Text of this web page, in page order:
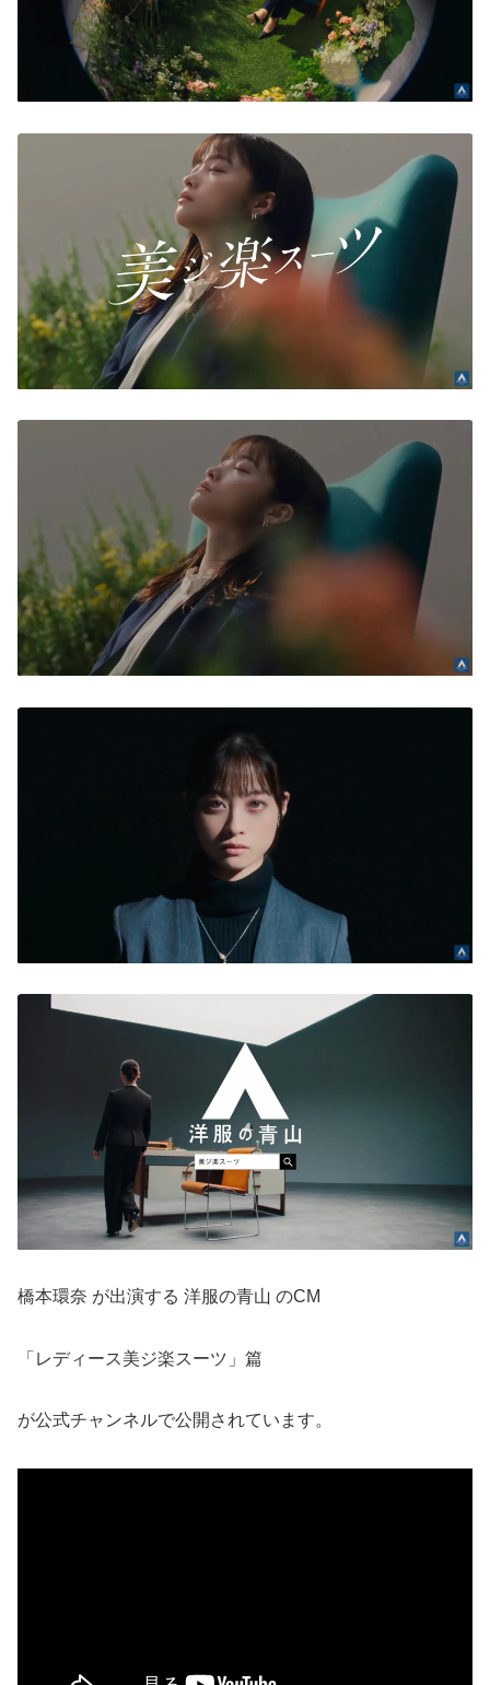
橋本環奈 が出演する 洋服の青山 のCM
「レディース美ジ楽スーツ」篇
が公式チャンネルで公開されています。